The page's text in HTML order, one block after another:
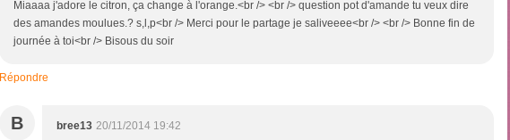
Miaaaa j'adore le citron, ça change à l'orange.<br /> <br /> question pot d'amande tu veux dire
des amandes moulues.? s,l,p<br /> Merci pour le partage je saliveeee<br /> <br /> Bonne fin de
journée à toi<br /> Bisous du soir
Répondre
B bree13 20/11/2014 19:42